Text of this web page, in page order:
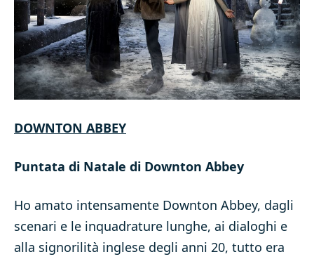
DOWNTON ABBEY
Puntata di Natale di Downton Abbey
Ho amato intensamente Downton Abbey, dagli
scenari e le inquadrature lunghe, ai dialoghi e
alla signorilità inglese degli anni 20, tutto era